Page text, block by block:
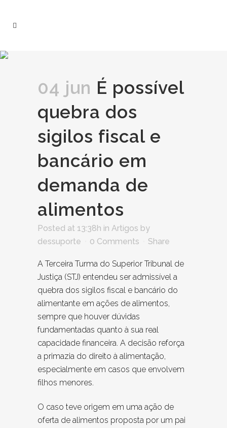
04 jun É possível
quebra dos
sigilos fiscal e
bancário em
demanda de
alimentos
Posted at 13:38h in Artigos by
dessuporte
0 Comments Share
A Terceira Turma do Superior Tribunal de
Justiça (STJ) entendeu ser admissível a
quebra dos sigilos fiscal e bancário do
alimentante em ações de alimentos,
sempre que houver dúvidas
fundamentadas quanto à sua real
capacidade financeira. A decisão reforça
a primazia do direito à alimentação,
especialmente em casos que envolvem
filhos menores.
O caso teve origem em uma ação de
oferta de alimentos proposta por um pai